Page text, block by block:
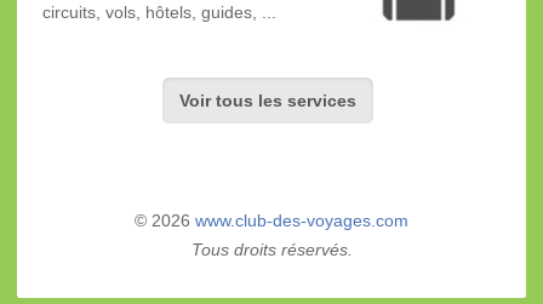
circuits, vols, hôtels, guides, ...
Voir tous les services
© 2026 www.club-des-voyages.com
Tous droits réservés.